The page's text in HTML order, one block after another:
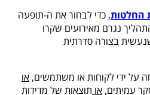
החלטות, כדי לבחור את ה-תופעה
נגרם מאירועים שקרו
בצורה סדרתית
על ידי לקוחות או משתמשים, או
עמיתים, או תוצאות של מדידות